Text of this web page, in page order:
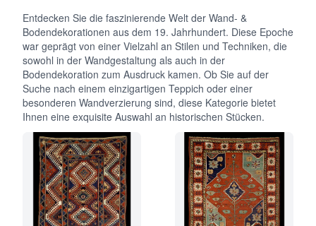
Entdecken Sie die faszinierende Welt der Wand- &
Bodendekorationen aus dem 19. Jahrhundert. Diese Epoche
war geprägt von einer Vielzahl an Stilen und Techniken, die
sowohl in der Wandgestaltung als auch in der
Bodendekoration zum Ausdruck kamen. Ob Sie auf der
Suche nach einem einzigartigen Teppich oder einer
besonderen Wandverzierung sind, diese Kategorie bietet
Ihnen eine exquisite Auswahl an historischen Stücken.